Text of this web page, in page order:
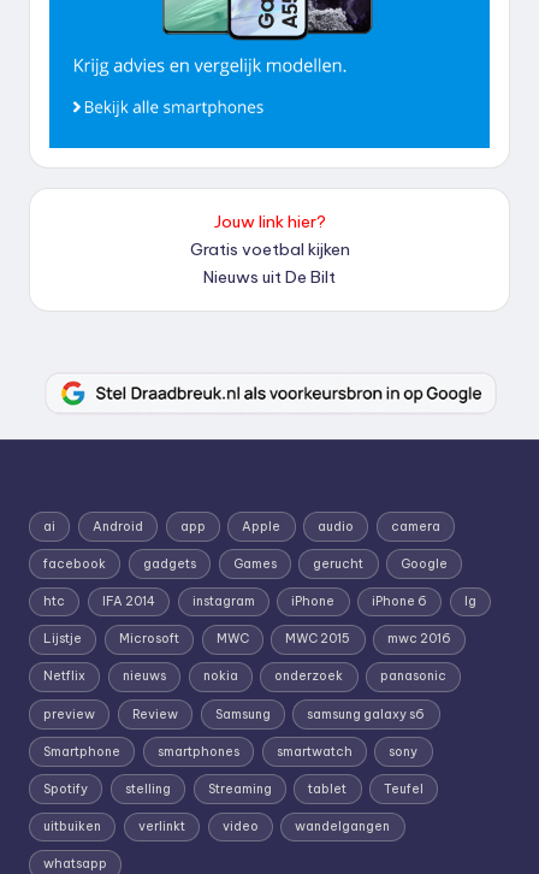
Jouw link hier?
Gratis voetbal kijken
Nieuws uit De Bilt
ai Android app Apple audio camera
facebook gadgets Games gerucht Google
htc IFA 2014 instagram iPhone iPhone 6 lg
Lijstje Microsoft MWC MWC 2015 mwc 2016
Netflix nieuws nokia onderzoek panasonic
preview Review Samsung samsung galaxy s6
Smartphone smartphones smartwatch sony
Spotify stelling Streaming tablet Teufel
uitbuiken verlinkt video wandelgangen
whatsapp